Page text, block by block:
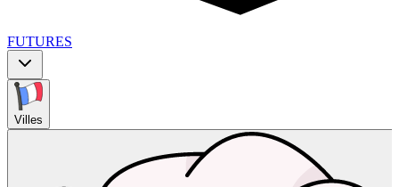
FUTURES
Villes